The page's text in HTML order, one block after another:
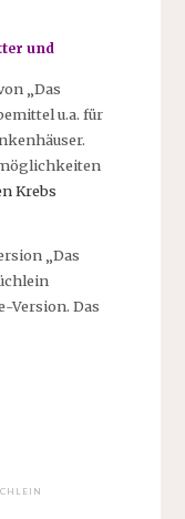
und
„Das
u.a. für
Krebs
„Das
Version. Das